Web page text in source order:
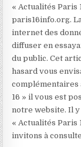
« Actualités Paris
paris16info.org.
internet des
diffuser en
du public. Cet
hasard vous
complémentaires
16 » il vous est
notre website. Il
« Actualités Paris
invitons à